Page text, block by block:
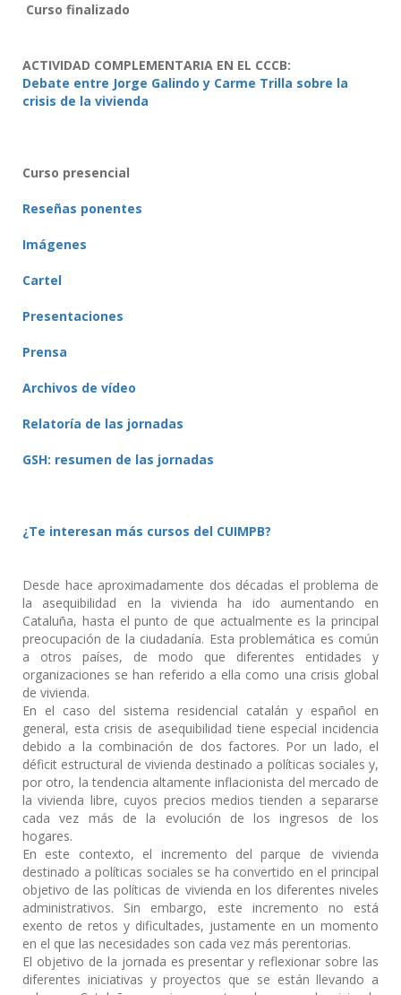
Curso finalizado
ACTIVIDAD COMPLEMENTARIA EN EL CCCB:
Debate entre Jorge Galindo y Carme Trilla sobre la
crisis de la vivienda
Curso presencial
Reseñas ponentes
Imágenes
Cartel
Presentaciones
Prensa
Archivos de vídeo
Relatoría de las jornadas
GSH: resumen de las jornadas
¿Te interesan más cursos del CUIMPB?
Desde hace aproximadamente dos décadas el problema de
la asequibilidad en la vivienda ha ido aumentando en
Cataluña, hasta el punto de que actualmente es la principal
preocupación de la ciudadanía. Esta problemática es común
a otros países, de modo que diferentes entidades y
organizaciones se han referido a ella como una crisis global
de vivienda.
En el caso del sistema residencial catalán y español en
general, esta crisis de asequibilidad tiene especial incidencia
debido a la combinación de dos factores. Por un lado, el
déficit estructural de vivienda destinado a políticas sociales y,
por otro, la tendencia altamente inflacionista del mercado de
la vivienda libre, cuyos precios medios tienden a separarse
cada vez más de la evolución de los ingresos de los
hogares.
En este contexto, el incremento del parque de vivienda
destinado a políticas sociales se ha convertido en el principal
objetivo de las políticas de vivienda en los diferentes niveles
administrativos. Sin embargo, este incremento no está
exento de retos y dificultades, justamente en un momento
en el que las necesidades son cada vez más perentorias.
El objetivo de la jornada es presentar y reflexionar sobre las
diferentes iniciativas y proyectos que se están llevando a